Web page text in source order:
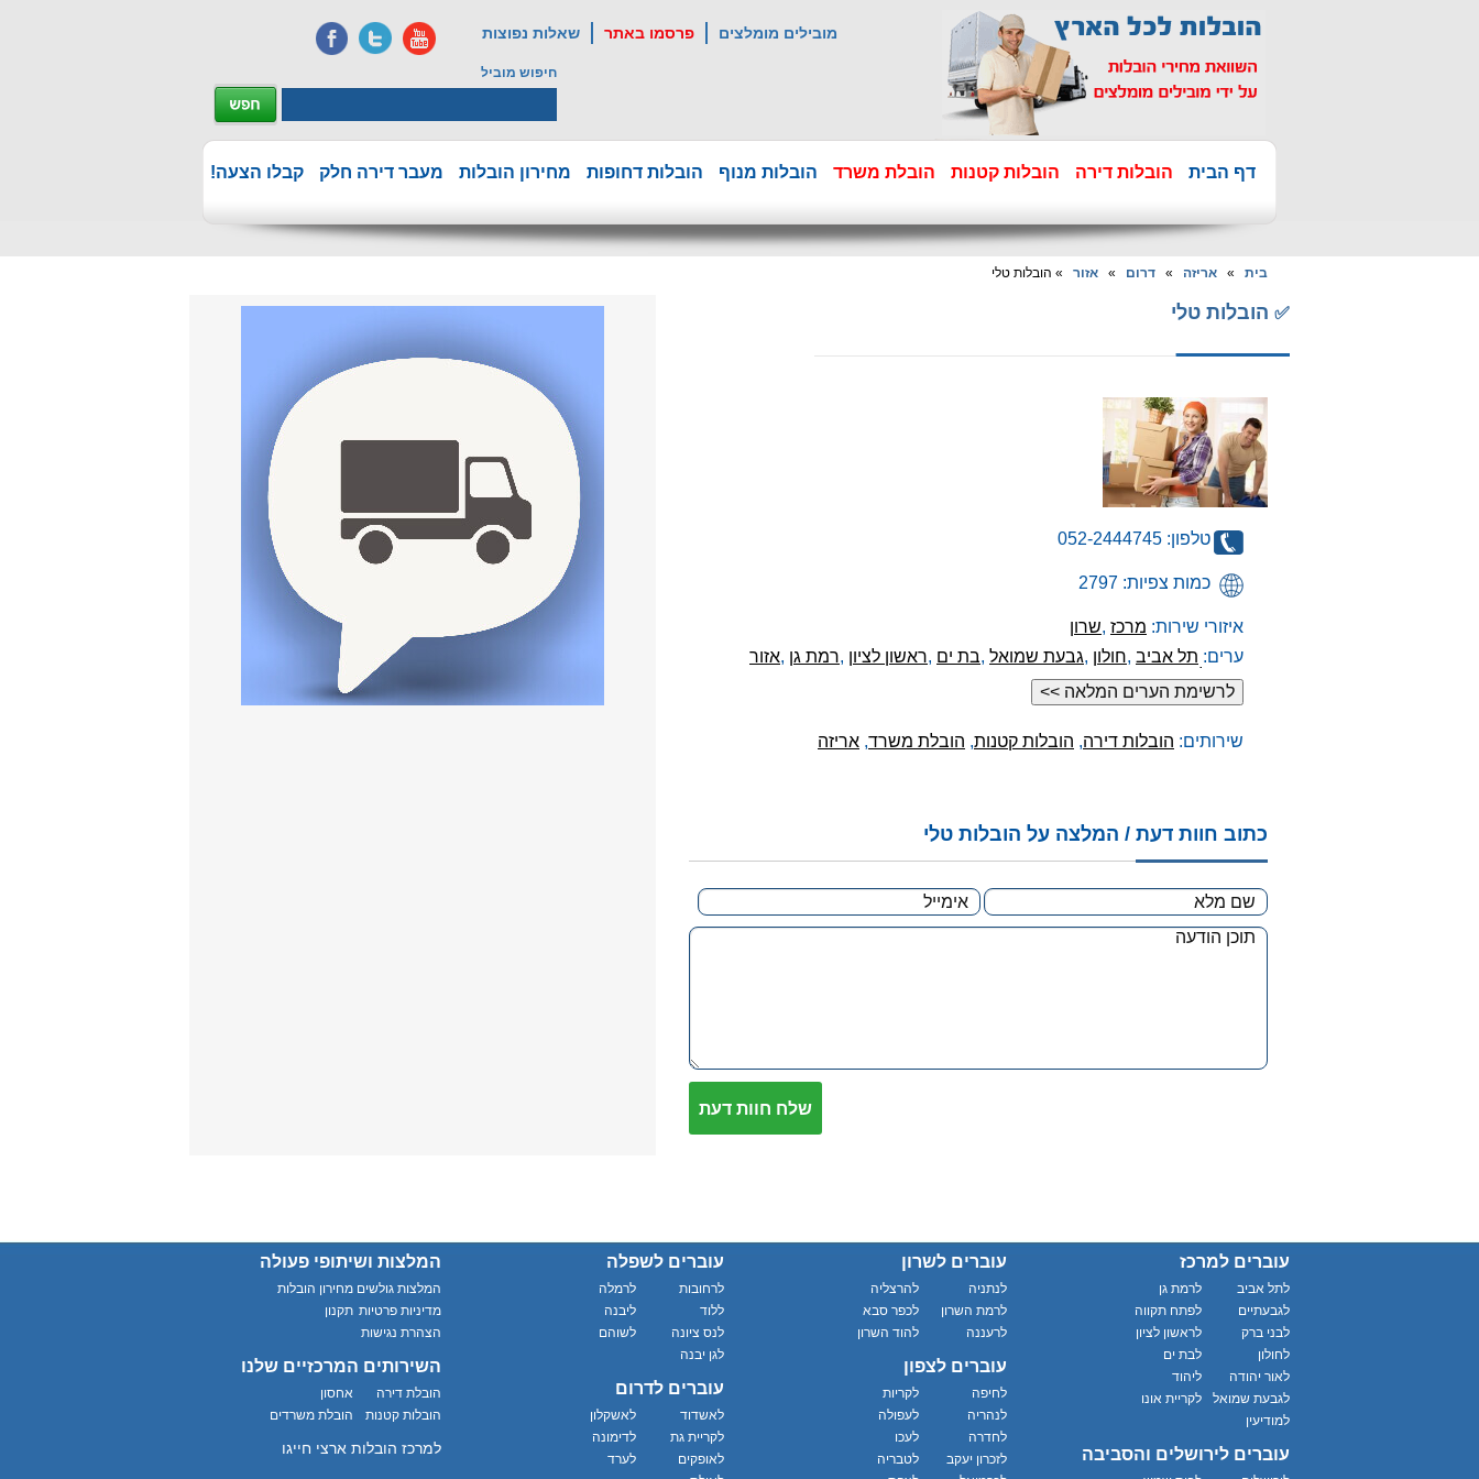
מובילים מומלצים פרסמו באתר שאלות נפוצות
חיפוש מוביל
דף הבית הובלות דירה הובלות קטנות הובלת משרד הובלות מנוף הובלות דחופות מחירון הובלות מעבר דירה חלק קבלו הצעה!
בית » אריזה » דרום » אזור » הובלות טלי
✅ הובלות טלי
טלפון: 052-2444745
כמות צפיות: 2797
איזורי שירות: מרכז ,שרון
ערים: תל אביב ,חולון ,גבעת שמואל ,בת ים ,ראשון לציון ,רמת גן ,אזור
,הרצליה
שירותים: הובלות דירה, הובלות קטנות, הובלת משרד, אריזה
כתוב חוות דעת / המלצה על הובלות טלי
עוברים למרכז
לתל אביב
לרמת גן
לגבעתיים
לפתח תקווה
לבני ברק
לראשון לציון
לחולון
לבת ים
לאור יהודה
ליהוד
לגבעת שמואל
לקריית אונו
למודיעין
עוברים לירושלים והסביבה
עוברים לשרון
לנתניה
להרצליה
לרמת השרון
לכפר סבא
לרעננה
להוד השרון
עוברים לצפון
לחיפה
לקריות
לנהריה
לעפולה
לחדרה
לעכו
לזכרון יעקב
לטבריה
עוברים לשפלה
לרחובות
לרמלה
ללוד
ליבנה
לנס ציונה
לשוהם
לגן יבנה
עוברים לדרום
לאשדוד
לאשקלון
לקריית גת
לדימונה
לאופקים
לערד
המלצות ושיתופי פעולה
המלצות גולשים מחירון הובלות
מדיניות פרטיות תקנון
הצהרת נגישות
השירותים המרכזיים שלנו
הובלת דירה
אחסון
הובלות קטנות
הובלת משרדים
למרכז הובלות ארצי חייגו